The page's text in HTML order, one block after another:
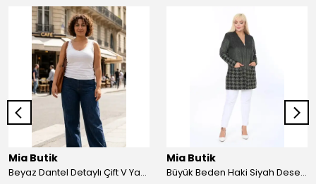
Mia Butik
Beyaz Dantel Detaylı Çift V Yaka Karşkorse Esnek Bluz
Mia Butik
Büyük Beden Haki Siyah Desenli Hırka